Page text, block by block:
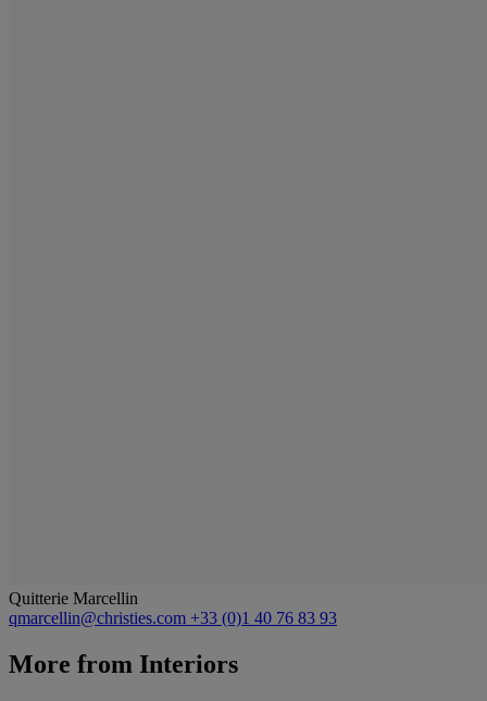
Quitterie Marcellin
qmarcellin@christies.com +33 (0)1 40 76 83 93
More from Interiors